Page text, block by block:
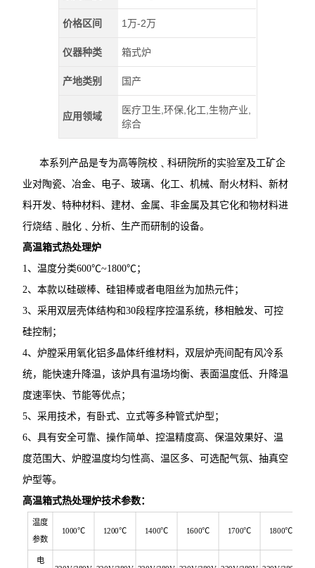
价格区间 1万-2万
仪器种类 箱式炉
产地类别 国产
应用领域
医疗卫生,环保,化工,生物产业,
综合
本系列产品是专为高等院校﹑科研院所的实验室及工矿企
业对陶瓷、冶金、电子、玻璃、化工、机械、耐火材料、新材
料开发、特种材料、建材、金属、非金属及其它化和物材料进
行烧结﹑融化﹑分析、生产而研制的设备。
高温箱式热处理炉
1、温度分类600℃~1800℃；
2、本款以硅碳棒、硅钼棒或者电阻丝为加热元件；
3、采用双层壳体结构和30段程序控温系统，移相触发、可控
硅控制；
4、炉膛采用氧化铝多晶体纤维材料，双层炉壳间配有风冷系
统，能快速升降温，该炉具有温场均衡、表面温度低、升降温
度速率快、节能等优点；
5、采用技术，有卧式、立式等多种管式炉型；
6、具有安全可靠、操作简单、控温精度高、保温效果好、温
度范围大、炉膛温度均匀性高、温区多、可选配气氛、抽真空
炉型等。
高温箱式热处理炉技术参数：
温度
参数
1000℃ 1200℃ 1400℃ 1600℃ 1700℃ 1800℃
电